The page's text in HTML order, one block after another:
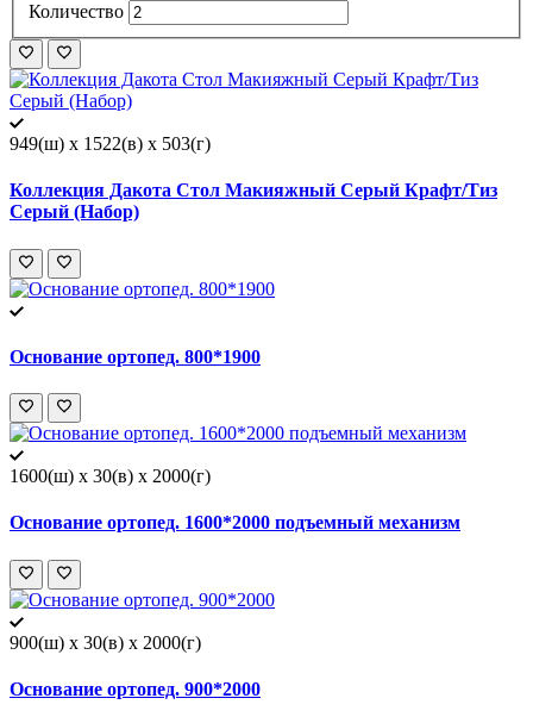
Количество
949(ш) x 1522(в) x 503(г)
Коллекция Дакота Стол Макияжный Серый Крафт/Тиз
Серый (Набор)
Основание ортопед. 800*1900
1600(ш) x 30(в) x 2000(г)
Основание ортопед. 1600*2000 подъемный механизм
900(ш) x 30(в) x 2000(г)
Основание ортопед. 900*2000